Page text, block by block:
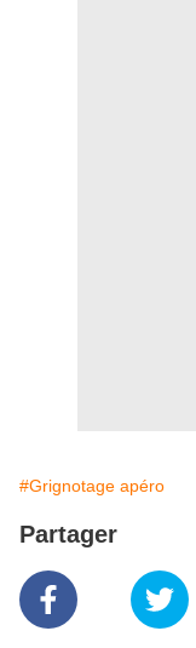
#Grignotage apéro
Partager